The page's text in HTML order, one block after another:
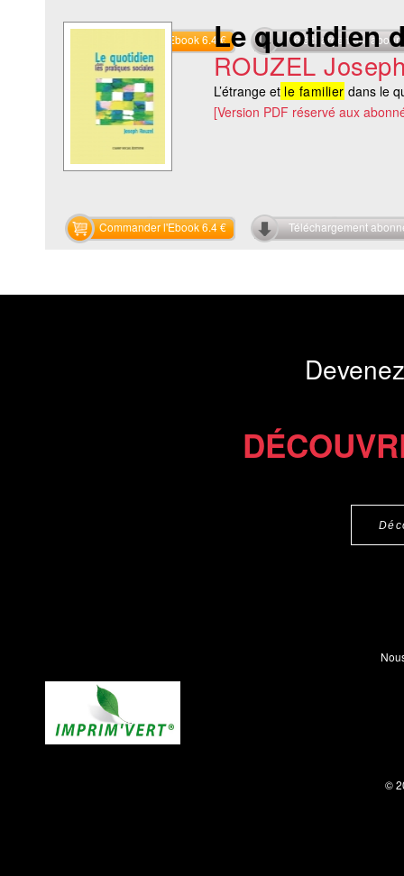
Commander l'Ebook 6.4 € Téléchargement
Le quotidien
ROUZEL
L’étrange etle familier dans le
[Version PDF réservé aux
Commander l'Ebook 6.4 € Téléchargement
©